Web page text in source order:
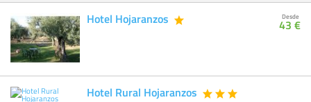
Hotel Hojaranzos Desde
43 €
Hotel Rural Hojaranzos